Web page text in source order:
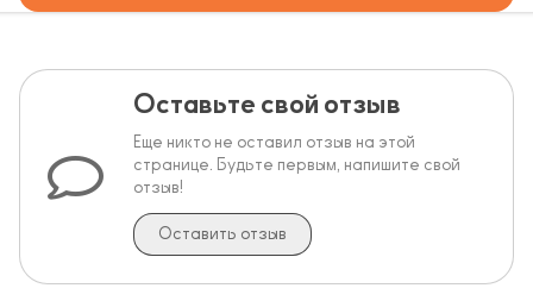
Оставьте свой отзыв
Еще никто не оставил отзыв на этой
странице. Будьте первым, напишите свой
отзыв!
Оставить отзыв